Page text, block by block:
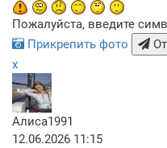
Пожалуйста, введите
Прикрепить фото
x
Алиса1991
12.06.2026 11:15